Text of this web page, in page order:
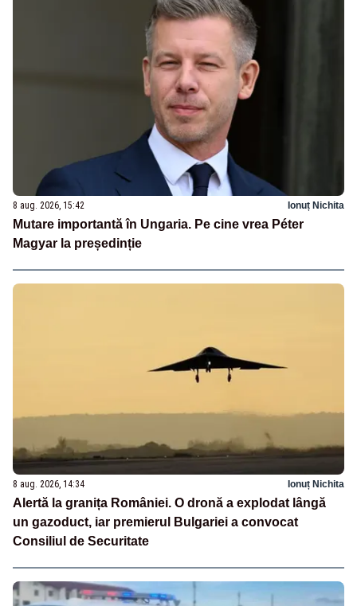
8 aug. 2026, 15:42 Ionuț Nichita
Mutare importantă în Ungaria. Pe cine vrea Péter
Magyar la președinție
8 aug. 2026, 14:34 Ionuț Nichita
Alertă la granița României. O dronă a explodat lângă
un gazoduct, iar premierul Bulgariei a convocat
Consiliul de Securitate